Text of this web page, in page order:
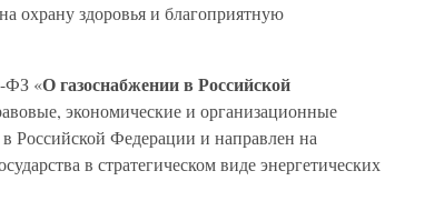
охрану здоровья и благоприятную
ФЗ «О газоснабжении в Российской
экономические и организационные
Российской Федерации и направлен на
в стратегическом виде энергетических